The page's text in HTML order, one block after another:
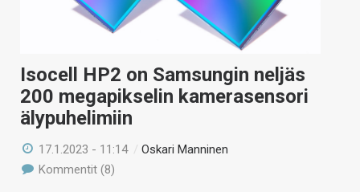
Isocell HP2 on Samsungin neljäs
200 megapikselin kamerasensori
älypuhelimiin
17.1.2023 - 11:14 /Oskari Manninen
Kommentit (8)